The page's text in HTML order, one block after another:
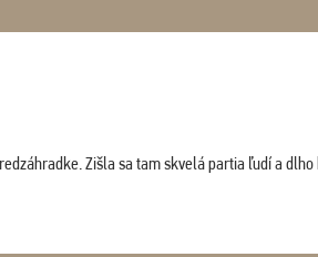
Zišla sa tam skvelá partia ľudí a